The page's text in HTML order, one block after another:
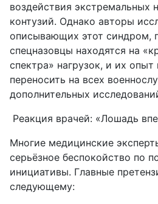
воздействия экстремальных
контузий. Однако авторы
описывающих этот синдром,
спецназовцы находятся на
спектра» нагрузок, и их опыт
переносить на всех
дополнительных
Реакция врачей: «Лошадь
Многие медицинские
серьёзное беспокойство по
инициативы. Главные
следующему: